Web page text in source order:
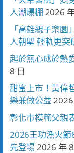
人潮爆棚 2026
「高雄親子樂
人朝聖 輕軌更突
起於無心成於熱
8 日
甜蜜上市！黃偉
樂兼做公益
彰化市模範父親
2026王功漁火
先登場 2026 年